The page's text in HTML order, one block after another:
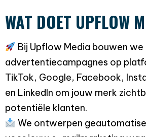
WAT DOET UPFLOW
Bij Upflow Media bouwen
advertentiecampagnes op
TikTok, Google, Facebook,
en LinkedIn om jouw merk
potentiële klanten.
We ontwerpen